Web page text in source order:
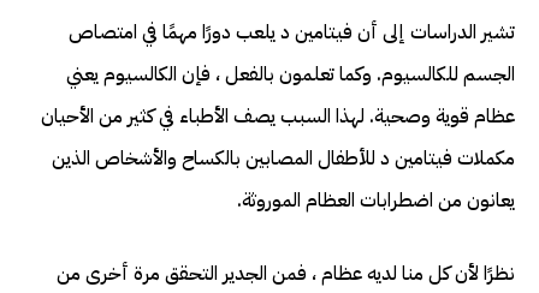
تشير الدراسات إلى أن فيتامين د يلعب دورًا مهمًا في امتصاص
الجسم للكالسيوم. وكما تعلمون بالفعل ، فإن الكالسيوم يعني
عظام قوية وصحية. لهذا السبب يصف الأطباء في كثير من الأحيان
مكملات فيتامين د للأطفال المصابين بالكساح والأشخاص الذين
يعانون من اضطرابات العظام الموروثة.
نظرًا لأن كل منا لديه عظام ، فمن الجدير التحقق مرة أخرى من